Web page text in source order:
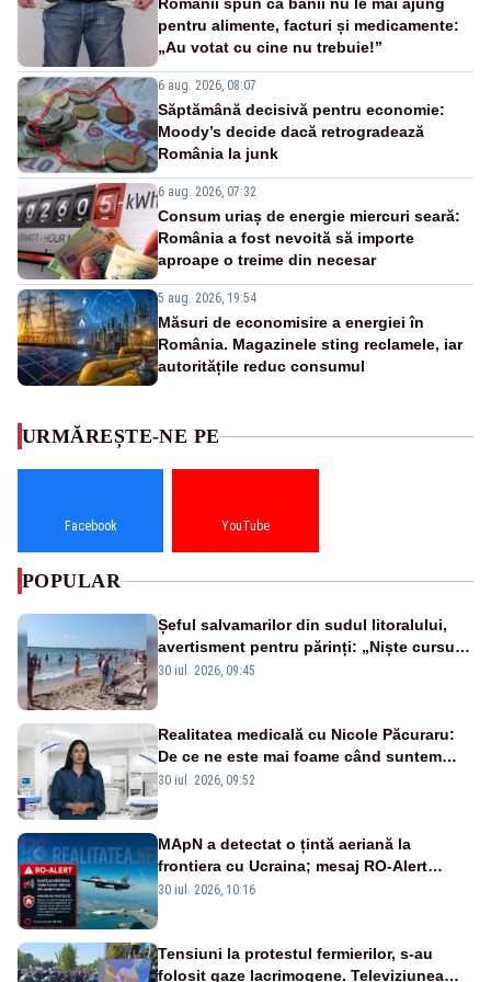
Românii spun că banii nu le mai ajung
pentru alimente, facturi și medicamente:
„Au votat cu cine nu trebuie!”
6 aug. 2026, 08:07
Săptămână decisivă pentru economie:
Moody’s decide dacă retrogradează
România la junk
6 aug. 2026, 07:32
Consum uriaș de energie miercuri seară:
România a fost nevoită să importe
aproape o treime din necesar
5 aug. 2026, 19:54
Măsuri de economisire a energiei în
România. Magazinele sting reclamele, iar
autoritățile reduc consumul
URMĂREȘTE-NE PE
Facebook YouTube
POPULAR
Șeful salvamarilor din sudul litoralului,
avertisment pentru părinți: „Niște cursuri
de înot la piscină nu sunt suficiente”
30 iul. 2026, 09:45
Realitatea medicală cu Nicole Păcuraru:
De ce ne este mai foame când suntem
obosiți?
30 iul. 2026, 09:52
MApN a detectat o țintă aeriană la
frontiera cu Ucraina; mesaj RO-Alert
transmis în județul Tulcea
30 iul. 2026, 10:16
Tensiuni la protestul fermierilor, s-au
folosit gaze lacrimogene. Televiziunea